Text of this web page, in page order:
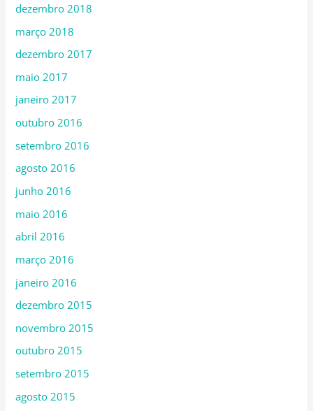
dezembro 2018
março 2018
dezembro 2017
maio 2017
janeiro 2017
outubro 2016
setembro 2016
agosto 2016
junho 2016
maio 2016
abril 2016
março 2016
janeiro 2016
dezembro 2015
novembro 2015
outubro 2015
setembro 2015
agosto 2015